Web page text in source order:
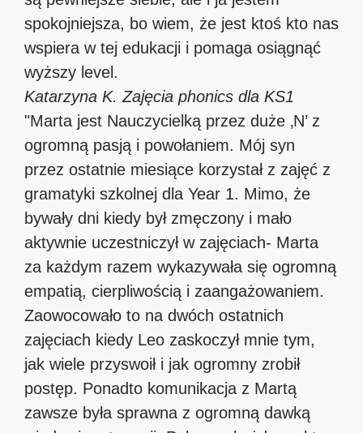
spokojniejsza, bo wiem, że jest ktoś kto nas
wspiera w tej edukacji i pomaga osiągnąć
wyższy level.
Katarzyna K. Zajęcia phonics dla KS1
"Marta jest Nauczycielką przez duże ‚N’ z
ogromną pasją i powołaniem. Mój syn
przez ostatnie miesiące korzystał z zajęć z
gramatyki szkolnej dla Year 1. Mimo, że
bywały dni kiedy był zmęczony i mało
aktywnie uczestniczył w zajęciach- Marta
za każdym razem wykazywała się ogromną
empatią, cierpliwością i zaangażowaniem.
Zaowocowało to na dwóch ostatnich
zajęciach kiedy Leo zaskoczył mnie tym,
jak wiele przyswoił i jak ogromny zrobił
postęp. Ponadto komunikacja z Martą
zawsze była sprawna z ogromną dawką